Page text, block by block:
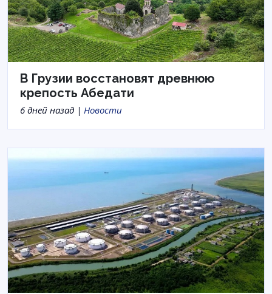
В Грузии восстановят древнюю
крепость Абедати
6 дней назад | Новости